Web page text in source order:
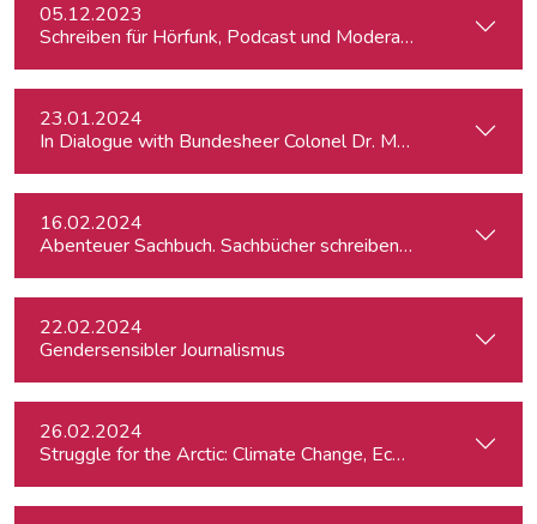
05.12.2023
Schreiben für Hörfunk, Podcast und Moderation
23.01.2024
In Dialogue with Bundesheer Colonel Dr. Markus Reisner
16.02.2024
Abenteuer Sachbuch. Sachbücher schreiben für
22.02.2024
Gendersensibler Journalismus
26.02.2024